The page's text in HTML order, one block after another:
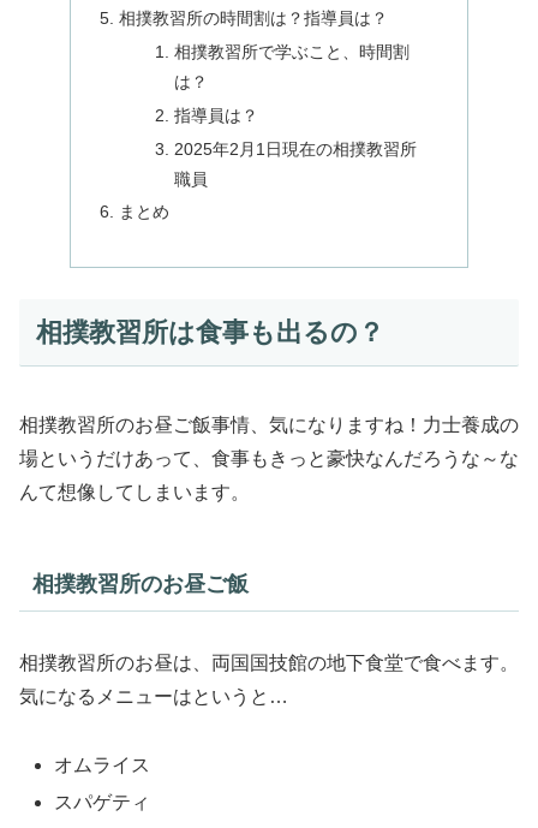
相撲教習所の時間割は？指導員は？
相撲教習所で学ぶこと、時間割
は？
指導員は？
2025年2月1日現在の相撲教習所
職員
まとめ
相撲教習所は食事も出るの？
相撲教習所のお昼ご飯事情、気になりますね！力士養成の
場というだけあって、食事もきっと豪快なんだろうな～な
んて想像してしまいます。
相撲教習所のお昼ご飯
相撲教習所のお昼は、両国国技館の地下食堂で食べます。
気になるメニューはというと…
オムライス
スパゲティ